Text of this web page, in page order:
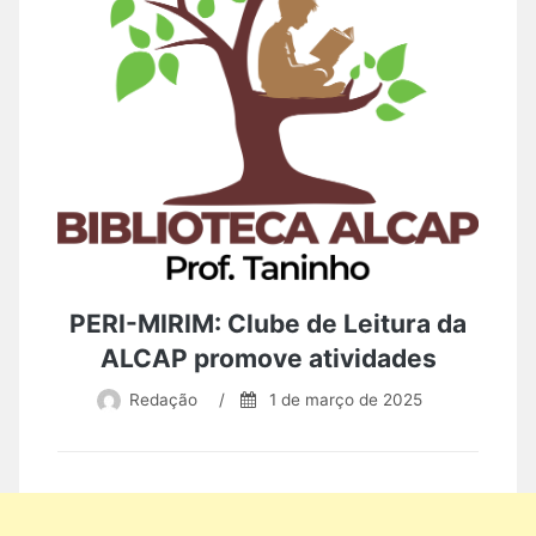
PERI-MIRIM: Clube de Leitura da
ALCAP promove atividades
Redação / 1 de março de 2025